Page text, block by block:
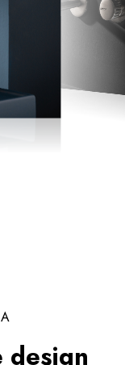
design